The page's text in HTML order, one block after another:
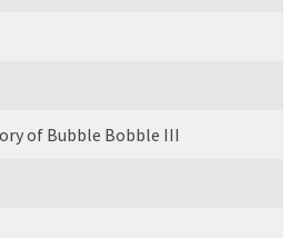
of Bubble Bobble III